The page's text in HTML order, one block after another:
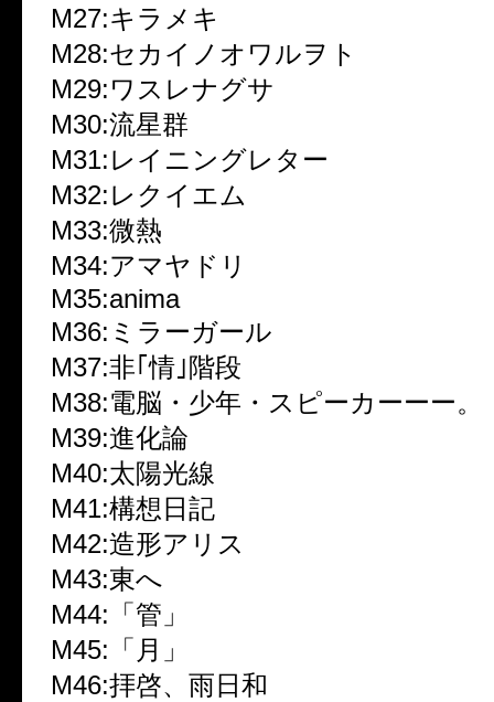
M27:キラメキ
M28:セカイノオワルヲト
M29:ワスレナグサ
M30:流星群
M31:レイニングレター
M32:レクイエム
M33:微熱
M34:アマヤドリ
M35:anima
M36:ミラーガール
M37:非｢情｣階段
M38:電脳・少年・スピーカーーー。
M39:進化論
M40:太陽光線
M41:構想日記
M42:造形アリス
M43:東へ
M44:「管」
M45:「月」
M46:拝啓、雨日和